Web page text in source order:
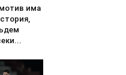
има